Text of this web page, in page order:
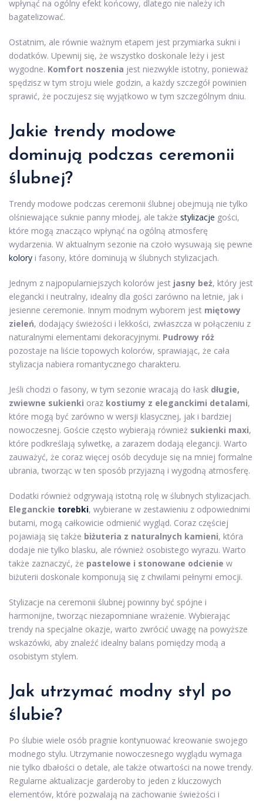
wpłynąć na ogólny efekt końcowy, dlatego nie należy ich
bagatelizować.
Ostatnim, ale równie ważnym etapem jest przymiarka sukni i
dodatków. Upewnij się, że wszystko doskonale leży i jest
wygodne. Komfort noszenia jest niezwykle istotny, ponieważ
spędzisz w tym stroju wiele godzin, a każdy szczegół powinien
sprawić, że poczujesz się wyjątkowo w tym szczególnym dniu.
Jakie trendy modowe
dominują podczas ceremonii
ślubnej?
Trendy modowe podczas ceremonii ślubnej obejmują nie tylko
olśniewające suknie panny młodej, ale także stylizacje gości,
które mogą znacząco wpłynąć na ogólną atmosferę
wydarzenia. W aktualnym sezonie na czoło wysuwają się pewne
kolory i fasony, które dominują w ślubnych stylizacjach.
Jednym z najpopularniejszych kolorów jest jasny beż, który jest
elegancki i neutralny, idealny dla gości zarówno na letnie, jak i
jesienne ceremonie. Innym modnym wyborem jest miętowy
zieleń, dodający świeżości i lekkości, zwłaszcza w połączeniu z
naturalnymi elementami dekoracyjnymi. Pudrowy róż
pozostaje na liście topowych kolorów, sprawiając, że cała
stylizacja nabiera romantycznego charakteru.
Jeśli chodzi o fasony, w tym sezonie wracają do łask długie,
zwiewne sukienki oraz kostiumy z eleganckimi detalami,
które mogą być zarówno w wersji klasycznej, jak i bardziej
nowoczesnej. Goście często wybierają również sukienki maxi,
które podkreślają sylwetkę, a zarazem dodają elegancji. Warto
zauważyć, że coraz więcej osób decyduje się na mniej formalne
ubrania, tworząc w ten sposób przyjazną i wygodną atmosferę.
Dodatki również odgrywają istotną rolę w ślubnych stylizacjach.
Eleganckie torebki, wybierane w zestawieniu z odpowiednimi
butami, mogą całkowicie odmienić wygląd. Coraz częściej
pojawiają się także biżuteria z naturalnych kamieni, która
dodaje nie tylko blasku, ale również osobistego wyrazu. Warto
także zaznaczyć, że pastelowe i stonowane odcienie w
biżuterii doskonale komponują się z chwilami pełnymi emocji.
Stylizacje na ceremonii ślubnej powinny być spójne i
harmonijne, tworząc niezapomniane wrażenie. Wybierając
trendy na specjalne okazje, warto zwrócić uwagę na powyższe
wskazówki, aby znaleźć idealny balans pomiędzy modą a
osobistym stylem.
Jak utrzymać modny styl po
ślubie?
Po ślubie wiele osób pragnie kontynuować kreowanie swojego
modnego stylu. Utrzymanie nowoczesnego wyglądu wymaga
nie tylko dbałości o detale, ale także otwartości na nowe trendy.
Regularne aktualizacje garderoby to jeden z kluczowych
elementów, które pozwalają na zachowanie świeżości i